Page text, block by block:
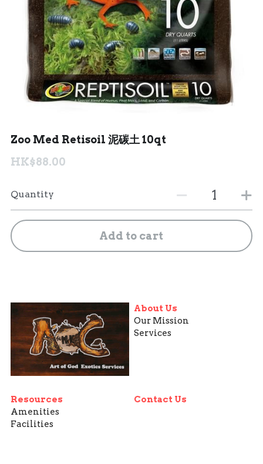
繁體中文
繁體中文
English
Zoo Med Retisoil 泥碳土 10qt
HK$88.00
Quantity
Add to cart
About Us
Our Mission
Services
Resources
Amenities
Facilities
Contact Us